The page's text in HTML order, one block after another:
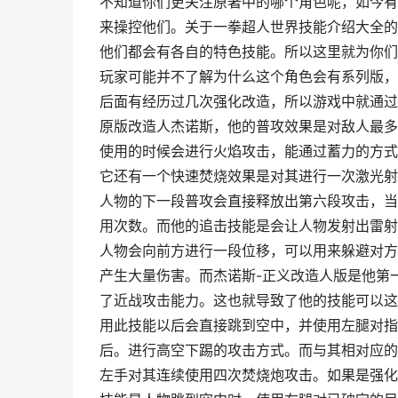
来操控他们。关于一拳超人世界技能介绍大全
他们都会有各自的特色技能。所以这里就为你
玩家可能并不了解为什么这个角色会有系列版
后面有经历过几次强化改造，所以游戏中就通
原版改造人杰诺斯，他的普攻效果是对敌人最
使用的时候会进行火焰攻击，能通过蓄力的方
它还有一个快速焚烧效果是对其进行一次激光
人物的下一段普攻会直接释放出第六段攻击，
用次数。而他的追击技能是会让人物发射出雷
人物会向前方进行一段位移，可以用来躲避对
产生大量伤害。而杰诺斯-正义改造人版是他
了近战攻击能力。这也就导致了他的技能可以
用此技能以后会直接跳到空中，并使用左腿对
后。进行高空下踢的攻击方式。而与其相对应
左手对其连续使用四次焚烧炮攻击。如果是强